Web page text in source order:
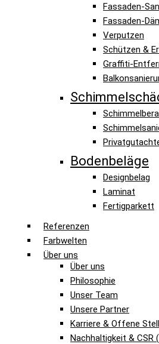
Fassaden-
Fassaden-
Verputzen
Schützen &
Graffiti-
Bodenbeläge
Designbelag
Laminat
Fertigparkett
Referenzen
Farbwelten
Über uns
Über uns
Philosophie
Unser Team
Unsere Partner
Karriere & Offene
Nachhaltigkeit & CSR